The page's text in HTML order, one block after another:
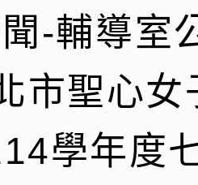
各1份
通訊傳播委員
防空）演習－
行計畫」
融知識線上
代課鐘點教
園市115學年
-輔導室
市聖心女
學年度